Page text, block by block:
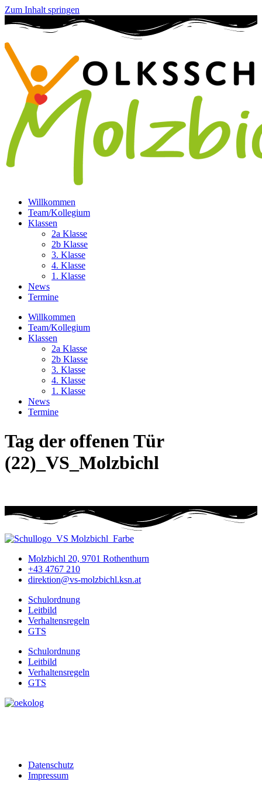
Zum Inhalt springen
Willkommen
Team/Kollegium
Klassen
2a Klasse
2b Klasse
3. Klasse
4. Klasse
1. Klasse
News
Termine
Willkommen
Team/Kollegium
Klassen
2a Klasse
2b Klasse
3. Klasse
4. Klasse
1. Klasse
News
Termine
Tag der offenen Tür
(22)_VS_Molzbichl
Molzbichl 20, 9701 Rothenthurn
+43 4767 210
direktion@vs-molzbichl.ksn.at
Schulordnung
Leitbild
Verhaltensregeln
GTS
Schulordnung
Leitbild
Verhaltensregeln
GTS
Datenschutz
Impressum